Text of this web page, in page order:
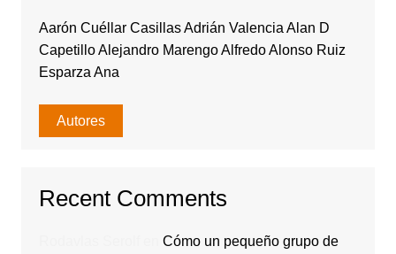
Aarón Cuéllar Casillas Adrián Valencia Alan D
Capetillo Alejandro Marengo Alfredo Alonso Ruiz
Esparza Ana
Autores
Recent Comments
Cómo un pequeño grupo de